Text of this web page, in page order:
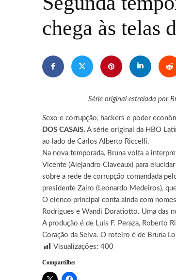
chega às telas
Série original estrelada por
Sexo e corrupção, hackers e poder
DOS CASAIS. A série original da HBO
ao lado de Carlos Alberto Riccelli.
Na nova temporada, Bruna volta a
Vicente (Alejandro Claveaux) para
sobre a rede de corrupção comandada
presidente Zairo (Leonardo Medeiros),
O elenco principal conta ainda com
Rodrigues e Wandi Doratiotto. Uma das
A produção é de Luis F. Peraza, Roberto
Coração da Selva. O roteiro é de Bruna
Visualizações: 400
Compartilhe: